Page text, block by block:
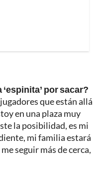
por sacar?
que están allá
en una plaza muy
la posibilidad, es mi
mi familia estará
seguir más de cerca,